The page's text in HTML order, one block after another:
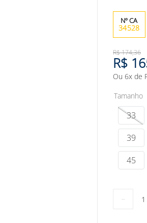
34528
R$174,36
R$
Ou 6x de
Tamanho
33
39
45